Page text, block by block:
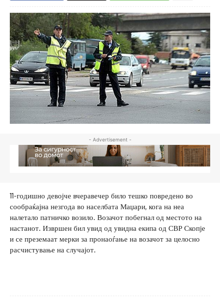
- Advertisement -
11-годишно девојче вчеравечер било тешко повредено во
сообраќајна незгода во населбата Маџари, кога на неа
налетало патничко возило. Возачот побегнал од местото на
настанот. Извршен бил увид од увидна екипа од СВР Скопје
и се преземаат мерки за пронаоѓање на возачот за целосно
расчистување на случајот.